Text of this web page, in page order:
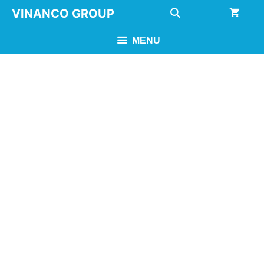
Chuyển
dung
VINANCO GROUP
MENU